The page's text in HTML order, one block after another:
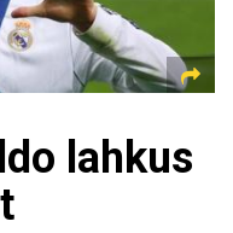
lahkus